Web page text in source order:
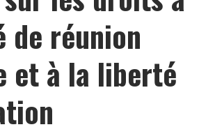
réunion
et à la liberté